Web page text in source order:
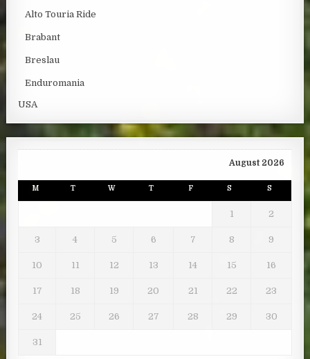
Alto Touria Ride
Brabant
Breslau
Enduromania
USA
August 2026
M T W T F S S
1 2
3 4 5 6 7 8 9
10 11 12 13 14 15 16
17 18 19 20 21 22 23
24 25 26 27 28 29 30
31